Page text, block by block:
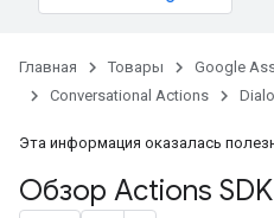
Главная Товары Google
Conversational Actions
Эта информация оказалась
Обзор Actions